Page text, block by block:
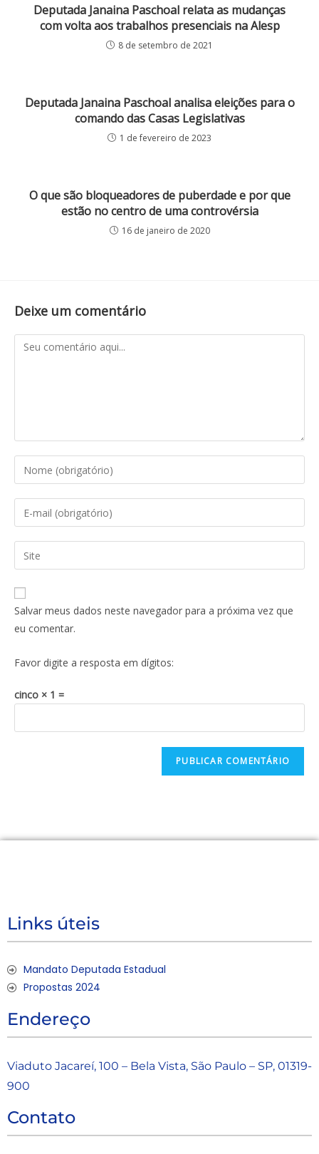
Deputada Janaina Paschoal relata as mudanças
com volta aos trabalhos presenciais na Alesp
8 de setembro de 2021
Deputada Janaina Paschoal analisa eleições para o
comando das Casas Legislativas
1 de fevereiro de 2023
O que são bloqueadores de puberdade e por que
estão no centro de uma controvérsia
16 de janeiro de 2020
Deixe um comentário
Salvar meus dados neste navegador para a próxima vez que
eu comentar.
Favor digite a resposta em dígitos:
cinco × 1 =
Links úteis
Mandato Deputada Estadual
Propostas 2024
Endereço
Viaduto Jacareí, 100 – Bela Vista, São Paulo – SP, 01319-
900
Contato